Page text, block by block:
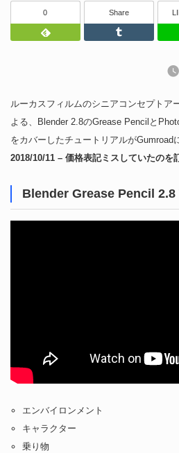
0
Feedly
Share
ルーカスフィルムのシニアコンセプトア
よる、Blender 2.8のGrease Pencilと
をカバーしたチュートリアルがGumroad
2018/10/11 – 価格表記ミスしていたのを
Blender Grease Pencil
エンバイロンメント
キャラクター
乗り物